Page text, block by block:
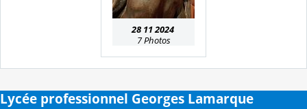
28 11 2024
7 Photos
Lycée professionnel Georges Lamarque